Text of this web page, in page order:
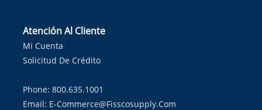
Atención Al Cliente
Mi Cuenta
Solicitud De Crédito
Phone: 800.635.1001
Email: E-Commerce@fisscosupply.com